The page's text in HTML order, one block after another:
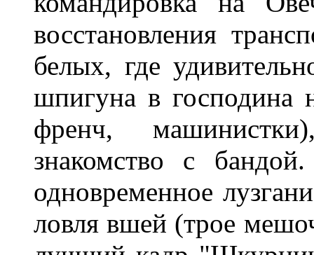
восстановления
белых, где
шпигуна в господина
френч,
знакомство с
одновременное
ловля вшей (трое